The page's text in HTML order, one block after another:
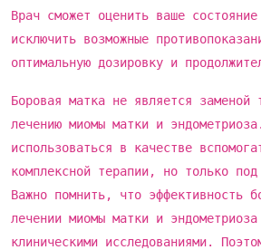
Врач сможет оценить ваше
исключить возможные
оптимальную дозировку и
Боровая матка не является заменой
лечению миомы матки и
использоваться в качестве
комплексной терапии, но только
Важно помнить, что эффективность
лечении миомы матки и
клиническими исследованиями.